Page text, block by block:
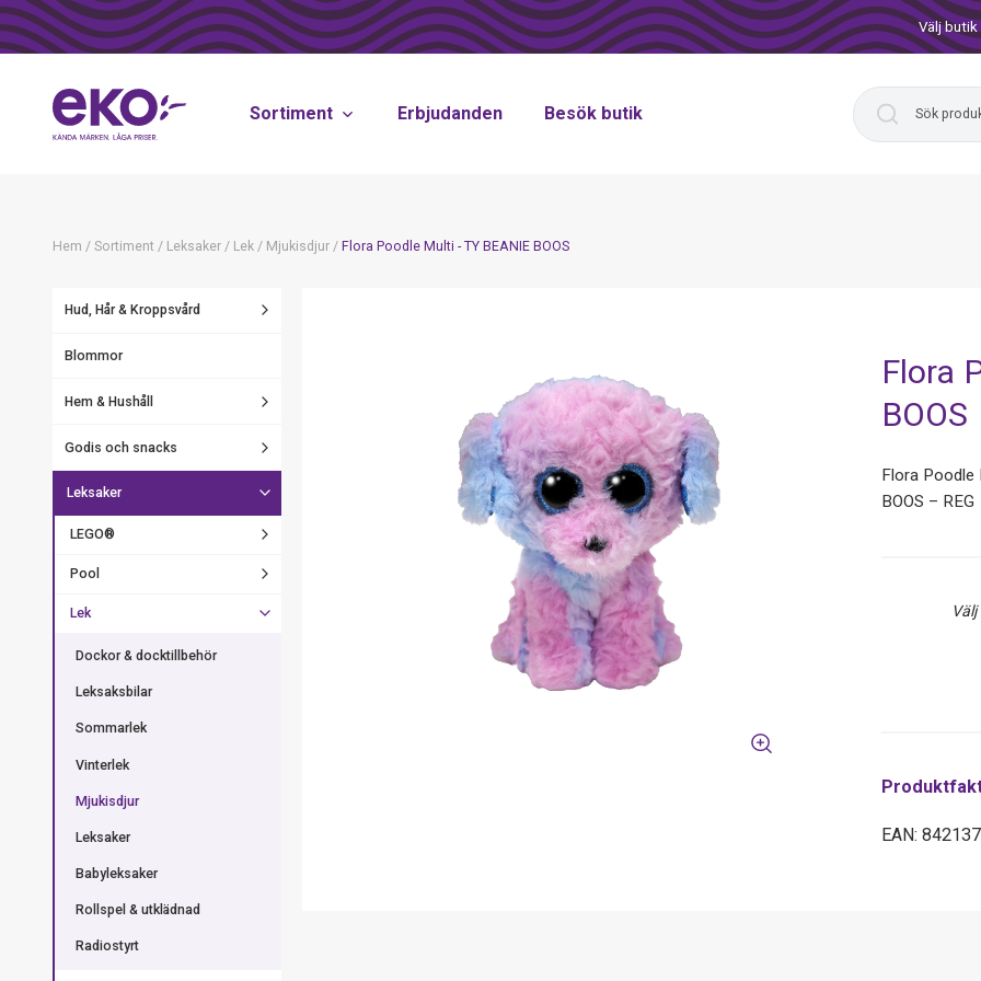
Välj butik
Sortiment Erbjudanden Besök butik
Hem / Sortiment / Leksaker / Lek / Mjukisdjur / Flora Poodle Multi - TY BEANIE BOOS
Hud, Hår & Kroppsvård
Blommor
Hem & Hushåll
Godis och snacks
Leksaker
LEGO®
Pool
Lek
Dockor & docktillbehör
Leksaksbilar
Sommarlek
Vinterlek
Mjukisdjur
Leksaker
Babyleksaker
Rollspel & utklädnad
Radiostyrt
Flora
BOOS
Flora Poodle
BOOS – REG
EAN: